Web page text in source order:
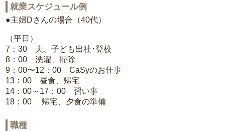
就業スケジュール例
●主婦Dさんの場合（40代）
（平日）
7：30 夫、子ども出社･登校
8：00 洗濯、掃除
9：00〜12：00 CaSyのお仕事
13：00 昼食、帰宅
14：00～17：00 習い事
18：00 帰宅、夕食の準備
職種